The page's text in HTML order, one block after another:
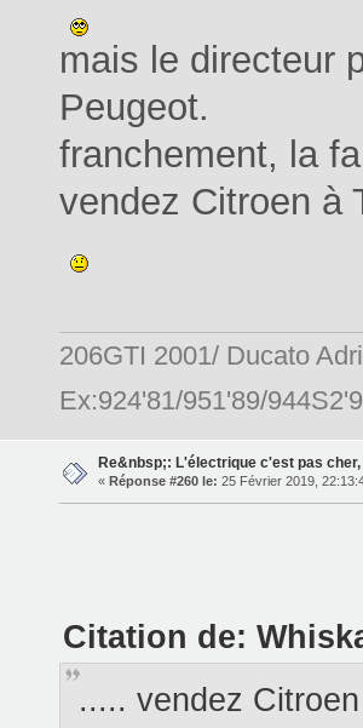
mais le directeur
Peugeot.
franchement, la
vendez Citroen à
206GTI 2001/ Ducato
Ex:924'81/951'89/
Re&nbsp;: L'électrique c'est pas
« Réponse #260 le: 25 Février 2019,
Citation de:
..... vendez